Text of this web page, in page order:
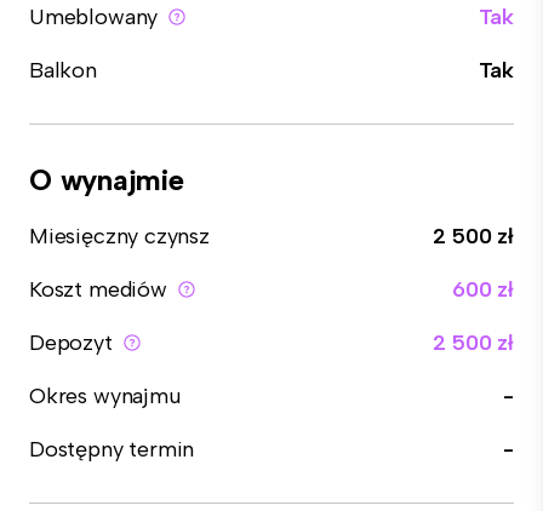
Umeblowany
Tak
Balkon
Tak
O wynajmie
Miesięczny czynsz
2 500 zł
Koszt mediów
600 zł
Depozyt
2 500 zł
Okres wynajmu
-
Dostępny termin
-